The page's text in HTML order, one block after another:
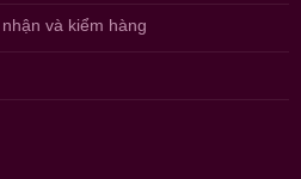
và kiểm hàng